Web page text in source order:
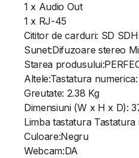
1 x Audio Out
1 x RJ-45
Cititor de carduri: SD
Sunet:Difuzoare stereo
Starea
Altele:Tastatura
Greutate: 2.38 Kg
Dimensiuni (W x H x D):
Limba tastatura
Culoare:Negru
Webcam:DA